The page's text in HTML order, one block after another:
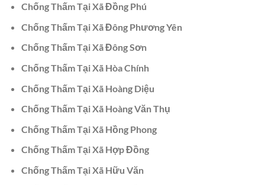
Chống Thấm Tại Xã Đồng Phú
Chống Thấm Tại Xã Đông Phương Yên
Chống Thấm Tại Xã Đông Sơn
Chống Thấm Tại Xã Hòa Chính
Chống Thấm Tại Xã Hoàng Diệu
Chống Thấm Tại Xã Hoàng Văn Thụ
Chống Thấm Tại Xã Hồng Phong
Chống Thấm Tại Xã Hợp Đồng
Chống Thấm Tại Xã Hữu Văn